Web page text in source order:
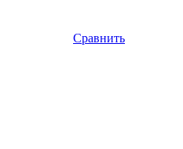
Сравнить